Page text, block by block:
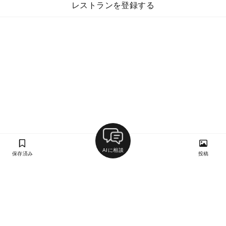
レストランを登録する
保存済み
AIに相談
投稿